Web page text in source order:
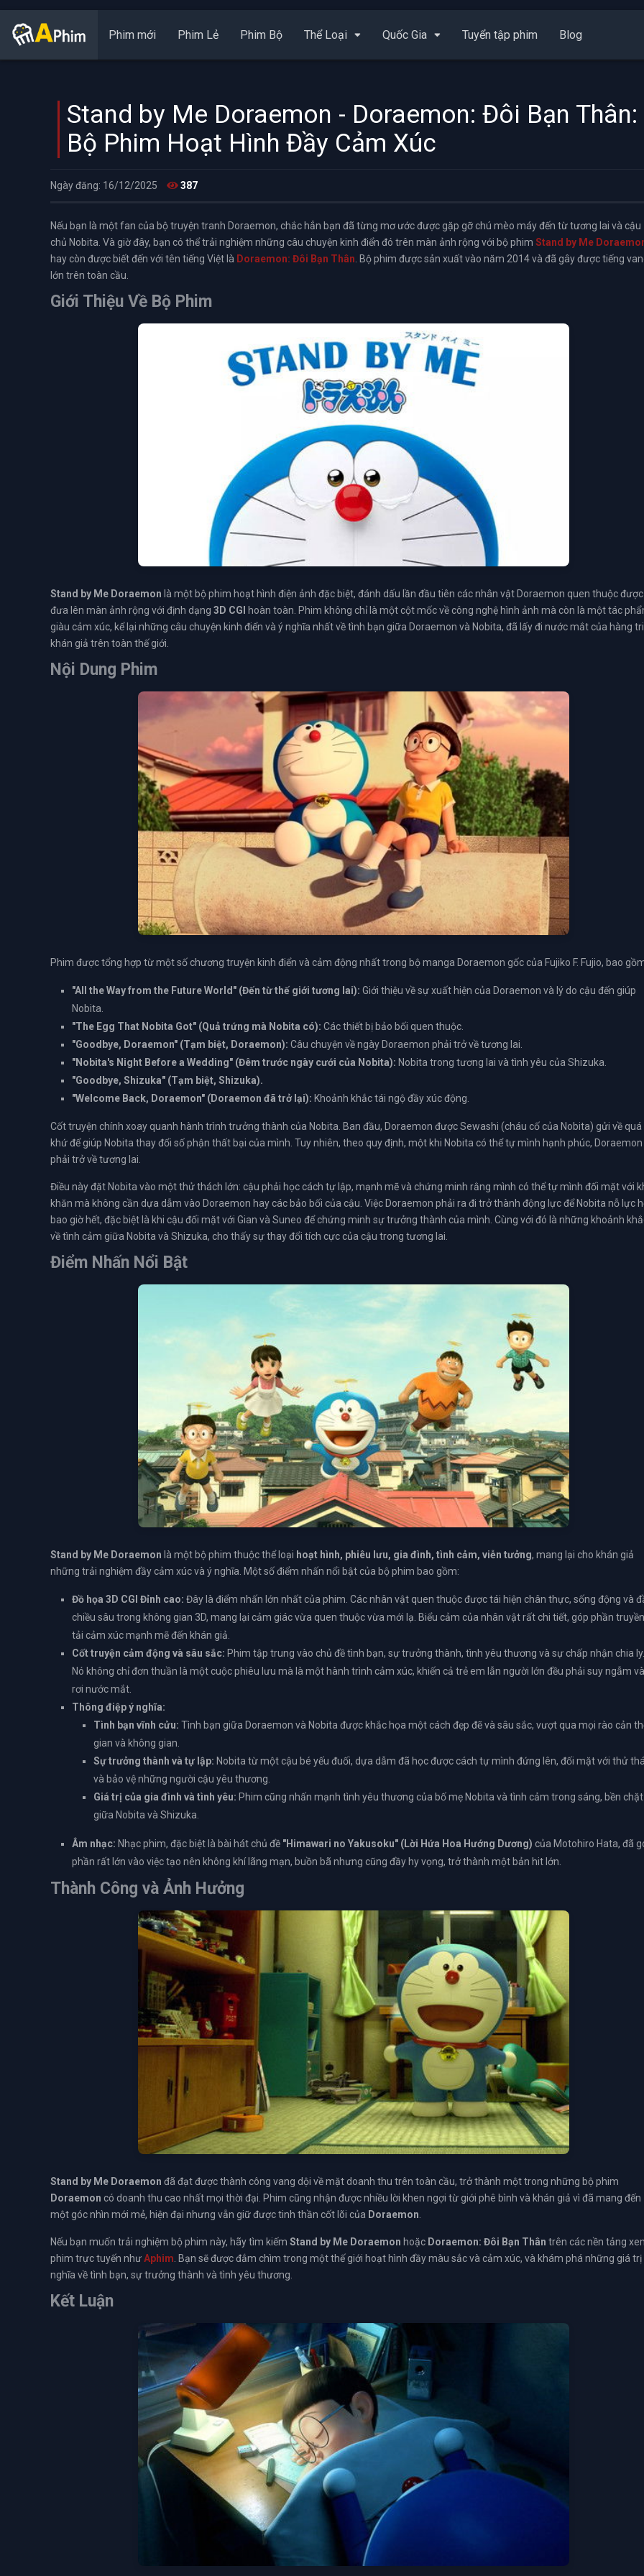
Phim mới Phim Lẻ Phim Bộ Thể Loại Quốc Gia Tuyển tập phim Blog
Stand by Me Doraemon - Doraemon: Đôi Bạn Thân:
Bộ Phim Hoạt Hình Đầy Cảm Xúc
Ngày đăng: 16/12/2025 387
Nếu bạn là một fan của bộ truyện tranh Doraemon, chắc hẳn bạn đã từng mơ ước được gặp gỡ chú mèo máy đến từ tương lai và cậu
chủ Nobita. Và giờ đây, bạn có thể trải nghiệm những câu chuyện kinh điển đó trên màn ảnh rộng với bộ phim Stand by Me
hay còn được biết đến với tên tiếng Việt là Doraemon: Đôi Bạn Thân . Bộ phim được sản xuất vào năm 2014 và đã gây được tiếng
lớn trên toàn cầu.
Giới Thiệu Về Bộ Phim
Stand by Me Doraemon là một bộ phim hoạt hình điện ảnh đặc biệt, đánh dấu lần đầu tiên các nhân vật Doraemon quen thuộc được
đưa lên màn ảnh rộng với định dạng 3D CGI
hoàn toàn. Phim không chỉ là một cột mốc về công nghệ hình ảnh mà còn là một tác
giàu cảm xúc, kể lại những câu chuyện kinh điển và ý nghĩa nhất về tình bạn giữa Doraemon và Nobita, đã lấy đi nước mắt của hàng
khán giả trên toàn thế giới.
Nội Dung Phim
Phim được tổng hợp từ một số chương truyện kinh điển và cảm động nhất trong bộ manga Doraemon gốc của Fujiko F. Fujio, bao
"All the Way from the Future World" (Đến từ thế giới tương lai): Giới thiệu về sự xuất hiện của Doraemon và lý do cậu đến giúp
Nobita.
"The Egg That Nobita Got" (Quả trứng mà Nobita có): Các thiết bị bảo bối quen thuộc.
"Goodbye, Doraemon" (Tạm biệt, Doraemon): Câu chuyện về ngày Doraemon phải trở về tương lai.
"Nobita's Night Before a Wedding" (Đêm trước ngày cưới của Nobita): Nobita trong tương lai và tình yêu của Shizuka.
"Goodbye, Shizuka" (Tạm biệt, Shizuka).
"Welcome Back, Doraemon" (Doraemon đã trở lại): Khoảnh khắc tái ngộ đầy xúc động.
Cốt truyện chính xoay quanh hành trình trưởng thành của Nobita. Ban đầu, Doraemon được Sewashi (cháu cố của Nobita) gửi về quá
khứ để giúp Nobita thay đổi số phận thất bại của mình. Tuy nhiên, theo quy định, một khi Nobita có thể tự mình hạnh phúc, Doraemon
phải trở về tương lai.
Điều này đặt Nobita vào một thử thách lớn: cậu phải học cách tự lập, mạnh mẽ và chứng minh rằng mình có thể tự mình đối mặt với
khăn mà không cần dựa dẫm vào Doraemon hay các bảo bối của cậu. Việc Doraemon phải ra đi trở thành động lực để Nobita nỗ lực
bao giờ hết, đặc biệt là khi cậu đối mặt với Gian và Suneo để chứng minh sự trưởng thành của mình. Cùng với đó là những khoảnh
về tình cảm giữa Nobita và Shizuka, cho thấy sự thay đổi tích cực của cậu trong tương lai.
Điểm Nhấn Nổi Bật
Stand by Me Doraemon là một bộ phim thuộc thể loại hoạt hình, phiêu lưu, gia đình, tình cảm, viễn tưởng, mang lại cho khán giả
những trải nghiệm đầy cảm xúc và ý nghĩa. Một số điểm nhấn nổi bật của bộ phim bao gồm:
Đồ họa 3D CGI Đỉnh cao: Đây là điểm nhấn lớn nhất của phim. Các nhân vật quen thuộc được tái hiện chân thực, sống động và
chiều sâu trong không gian 3D, mang lại cảm giác vừa quen thuộc vừa mới lạ. Biểu cảm của nhân vật rất chi tiết, góp phần truyền
tải cảm xúc mạnh mẽ đến khán giả.
Cốt truyện cảm động và sâu sắc: Phim tập trung vào chủ đề tình bạn, sự trưởng thành, tình yêu thương và sự chấp nhận chia ly.
Nó không chỉ đơn thuần là một cuộc phiêu lưu mà là một hành trình cảm xúc, khiến cả trẻ em lẫn người lớn đều phải suy ngẫm và
rơi nước mắt.
Thông điệp ý nghĩa:
Tình bạn vĩnh cửu: Tình bạn giữa Doraemon và Nobita được khắc họa một cách đẹp đẽ và sâu sắc, vượt qua mọi rào cản
gian và không gian.
Sự trưởng thành và tự lập: Nobita từ một cậu bé yếu đuối, dựa dẫm đã học được cách tự mình đứng lên, đối mặt với thử
và bảo vệ những người cậu yêu thương.
Giá trị của gia đình và tình yêu: Phim cũng nhấn mạnh tình yêu thương của bố mẹ Nobita và tình cảm trong sáng, bền chặt
giữa Nobita và Shizuka.
Âm nhạc: Nhạc phim, đặc biệt là bài hát chủ đề "Himawari no Yakusoku" (Lời Hứa Hoa Hướng Dương) của Motohiro Hata, đã
phần rất lớn vào việc tạo nên không khí lãng mạn, buồn bã nhưng cũng đầy hy vọng, trở thành một bản hit lớn.
Thành Công và Ảnh Hưởng
Stand by Me Doraemon đã đạt được thành công vang dội về mặt doanh thu trên toàn cầu, trở thành một trong những bộ phim
Doraemon có doanh thu cao nhất mọi thời đại. Phim cũng nhận được nhiều lời khen ngợi từ giới phê bình và khán giả vì đã mang đến
một góc nhìn mới mẻ, hiện đại nhưng vẫn giữ được tinh thần cốt lõi của Doraemon
Nếu bạn muốn trải nghiệm bộ phim này, hãy tìm kiếm Stand by Me Doraemon hoặc Doraemon: Đôi Bạn Thân trên các nền tảng
phim trực tuyến nhưAphim . Bạn sẽ được đắm chìm trong một thế giới hoạt hình đầy màu sắc và cảm xúc, và khám phá những giá trị
nghĩa về tình bạn, sự trưởng thành và tình yêu thương.
Kết Luận